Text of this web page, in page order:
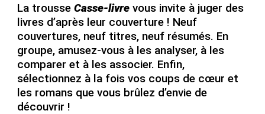
La trousse Casse-livre vous invite à juger des
livres d’après leur couverture ! Neuf
couvertures, neuf titres, neuf résumés. En
groupe, amusez-vous à les analyser, à les
comparer et à les associer. Enfin,
sélectionnez à la fois vos coups de cœur et
les romans que vous brûlez d’envie de
découvrir !